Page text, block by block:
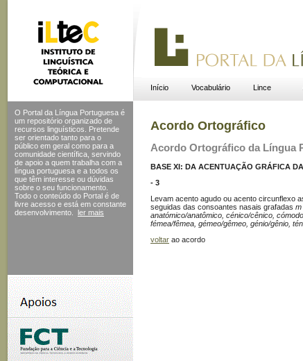
Início Vocabulário Lince
O Portal da Língua Portuguesa é
um repositório organizado de
recursos linguísticos. Pretende
ser orientado tanto para o
público em geral como para a
comunidade científica, servindo
de apoio a quem trabalha com a
língua portuguesa e a todos os
que têm interesse ou dúvidas
sobre o seu funcionamento.
Todo o conteúdo do Portal é de
livre acesso e está em constante
desenvolvimento.
ler mais
Acordo Ortográfico
Acordo Ortográfico da Língua
BASE XI: DA ACENTUAÇÃO GRÁFICA
- 3
Levam acento agudo ou acento circunflexo
seguidas das consoantes nasais grafadas m
anatómico/anatômico, cénico/cênico,
fémea/fêmea, gémeo/gêmeo, génio/gênio,
voltar ao acordo